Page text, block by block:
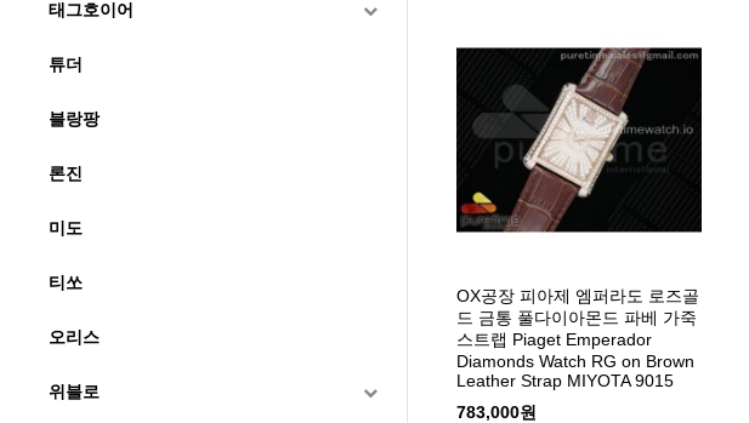
태그호이어
튜더
블랑팡
론진
미도
티쏘
오리스
위블로
OX공장 피아제 엠퍼라도 로즈골
드 금통 풀다이아몬드 파베 가죽
스트랩 Piaget Emperador
Diamonds Watch RG on Brown
Leather Strap MIYOTA 9015
783,000원